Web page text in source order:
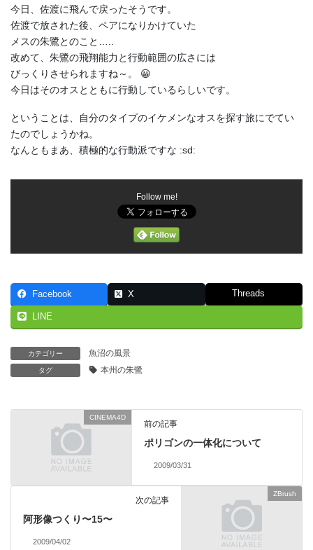
今日、佐渡に飛んで戻ったそうです。
佐渡で放された後、ペアになりかけていた
メスの朱鷺とのこと…..
改めて、朱鷺の飛翔能力と行動範囲の広さには
びっくりさせられますね～。 😀
今日はそのオスとともに行動しているらしいです。
ということは、自分のタイプのイケメンなオスを探す旅にでてい
たのでしょうかね。
なんともまあ、積極的な行動派ですな :sd:
Follow me!
Facebook X Threads
LINE
カテゴリー 魚沼の風景
タグ 本州の朱鷺
CINEMA4D
前の記事
ポリゴンの一体化について
2009/03/31
ZBrush
次の記事
阿形像つくり〜15〜
2009/04/02